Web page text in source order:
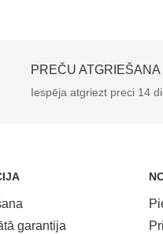
PREČU ATGRIEŠANA
Iespēja atgriezt preci 14
garantija